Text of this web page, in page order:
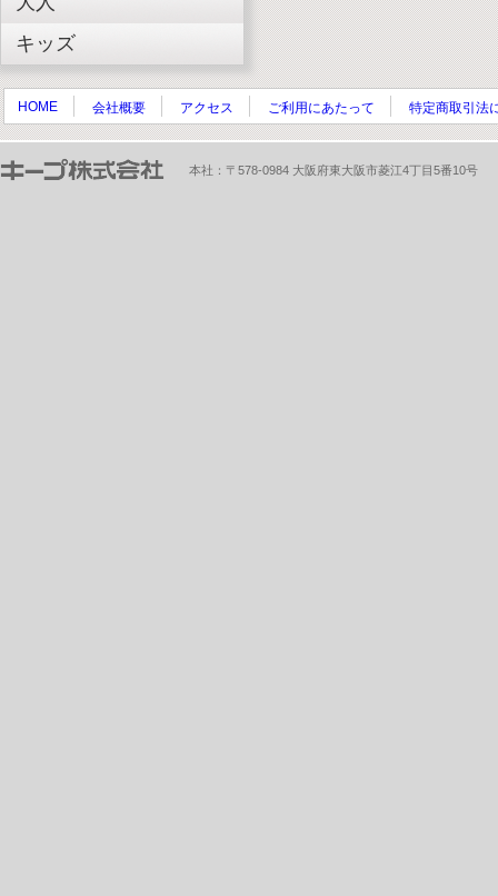
キッズ
HOME 会社概要 アクセス ご利用にあたって 特定商取引法
本社：〒578-0984 大阪府東大阪市菱江4丁目5番10号